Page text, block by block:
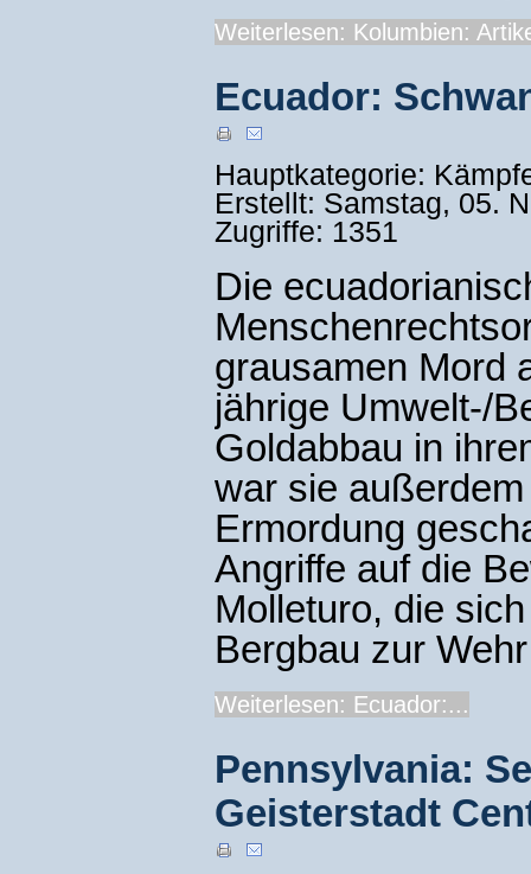
Weiterlesen: Kolumbien:
Ecuador:
Hauptkategorie:
Erstellt: Samstag, 05.
Zugriffe: 1351
Die
grausamen Mord
jährige Umwelt-/
Goldabbau in
war sie
Ermordung
Angriffe auf die
Molleturo, die
Bergbau zur
Weiterlesen: Ecuador:...
Pennsylvania:
Geisterstadt